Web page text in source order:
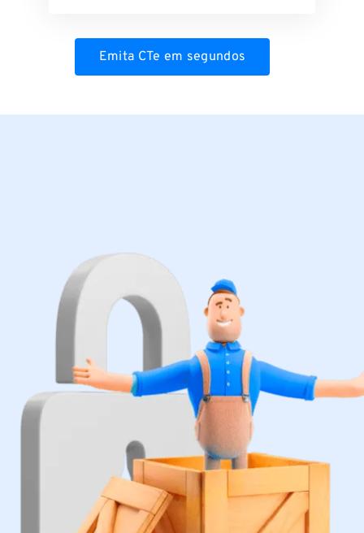
Emita CTe em segundos